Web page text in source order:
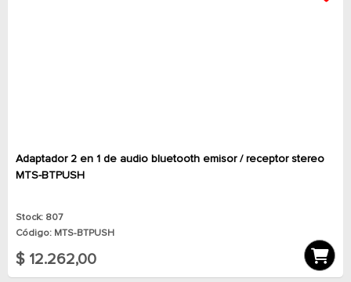
Adaptador 2 en 1 de audio bluetooth emisor / receptor stereo
MTS-BTPUSH
Stock: 807
Código: MTS-BTPUSH
$ 12.262,00